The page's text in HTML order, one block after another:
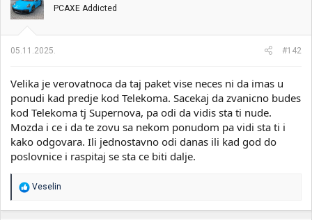
PCAXE Addicted
05.11.2025. #142
Velika je verovatnoca da taj paket vise neces ni da imas u
ponudi kad predje kod Telekoma. Sacekaj da zvanicno budes
kod Telekoma tj Supernova, pa odi da vidis sta ti nude.
Mozda i ce i da te zovu sa nekom ponudom pa vidi sta ti i
kako odgovara. Ili jednostavno odi danas ili kad god do
poslovnice i raspitaj se sta ce biti dalje.
R
Veselin